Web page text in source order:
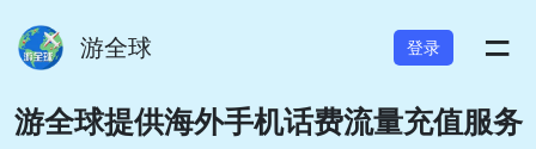
游全球 登录 =
游全球提供海外手机话费流量充值服务